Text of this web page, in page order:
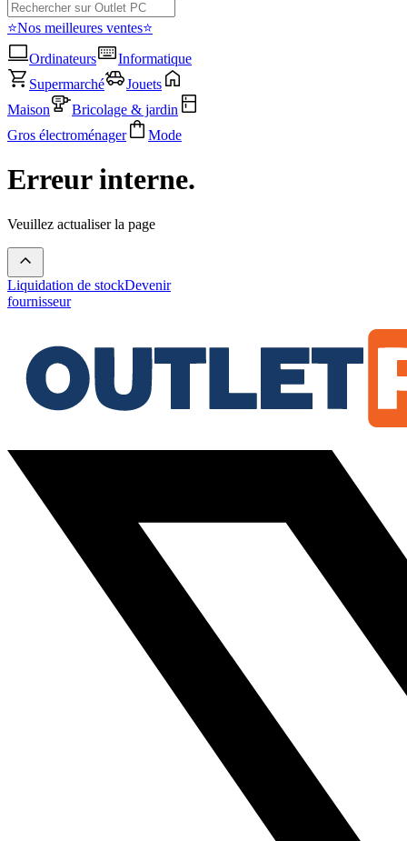
⭐Nos meilleures ventes⭐
Ordinateurs
Informatique
Supermarché
Jouets
Maison
Bricolage & jardin
Gros électroménager
Mode
Erreur interne.
Veuillez actualiser la page
Liquidation de stockDevenir
fournisseur